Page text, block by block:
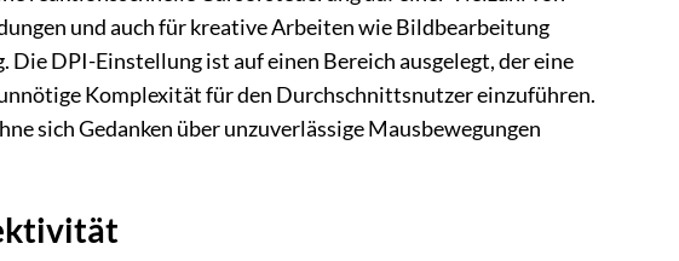
und auch für kreative Arbeiten wie Bildbearbeitung
DPI-Einstellung ist auf einen Bereich ausgelegt, der eine
Komplexität für den Durchschnittsnutzer einzuführen.
sich Gedanken über unzuverlässige Mausbewegungen